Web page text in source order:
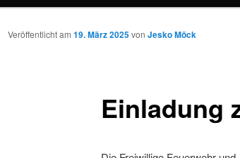
Einladung
Veröffentlicht am 19. März 2025von Jesko Möck